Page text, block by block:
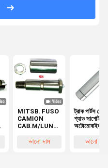
MITSB. FUSO
CAMION
CAB.M/LUNA
Ø28x88
ভালো দাম
ট্রাক পার্টস ব্রেক
প্যাড সাপোর্ট পিন
অটোমোবাইল
অ্যাক্স ট্রান্সফার
ভালো দাম